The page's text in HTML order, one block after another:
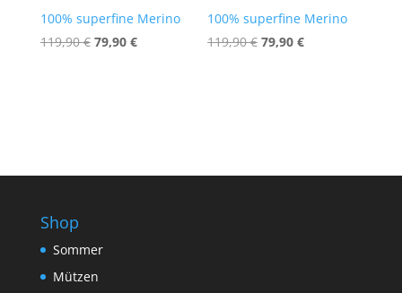
100% superfine Merino
119,90€ Ursprünglicher
79,90 €Aktueller
100% superfine Merino
119,90€ Ursprünglicher
79,90€Aktueller
Shop
Sommer
Mützen